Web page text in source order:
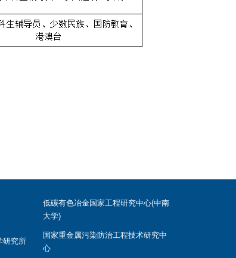
研究所
低碳有色冶金国家工程研究中心(中南
大学)
国家重金属污染防治工程技术研究中
心